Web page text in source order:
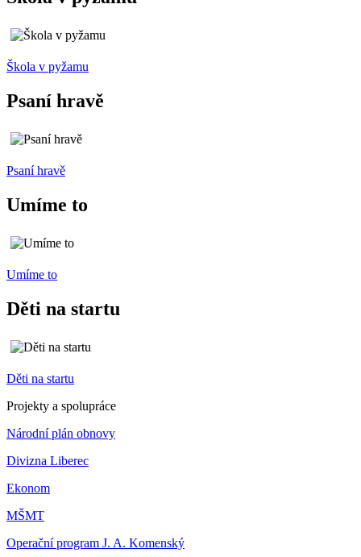
Škola v pyžamu
Psaní hravě
Psaní hravě
Umíme to
Umíme to
Děti na startu
Děti na startu
Projekty a spolupráce
Národní plán obnovy
Divizna Liberec
Ekonom
MŠMT
Operační program J. A. Komenský